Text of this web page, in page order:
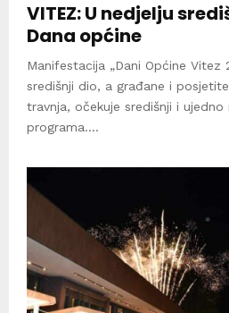
VITEZ: U nedjelju
Dana općine
Manifestacija „Dani Općine Vitez
središnji dio, a građane i
travnja, očekuje središnji i
programa....